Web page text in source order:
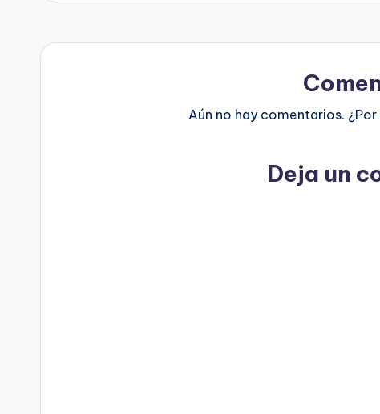
Aún no hay comentarios.
Deja un